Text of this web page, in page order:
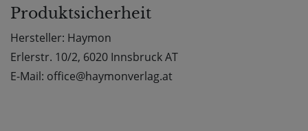
Produktsicherheit
Hersteller: Haymon
Erlerstr. 10/2, 6020 Innsbruck AT
E-Mail: office@haymonverlag.at